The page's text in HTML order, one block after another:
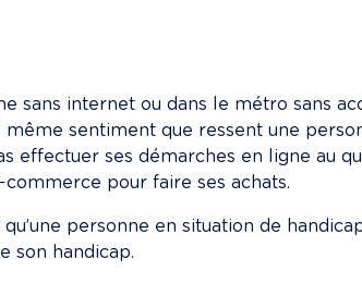
sans internet ou dans le métro sans
même sentiment que ressent une
effectuer ses démarches en ligne au
pour faire ses achats.
personne en situation de
son handicap.